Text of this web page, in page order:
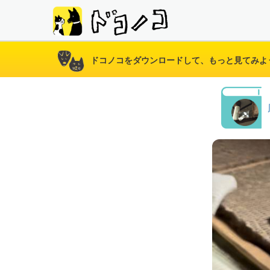
ドコノコをダウンロードして、もっと見てみ